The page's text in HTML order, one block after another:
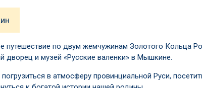
путешествие по двум жемчужинам Золотого Кольца
дворец и музей «Русские валенки» в Мышкине.
в атмосферу провинциальной Руси,